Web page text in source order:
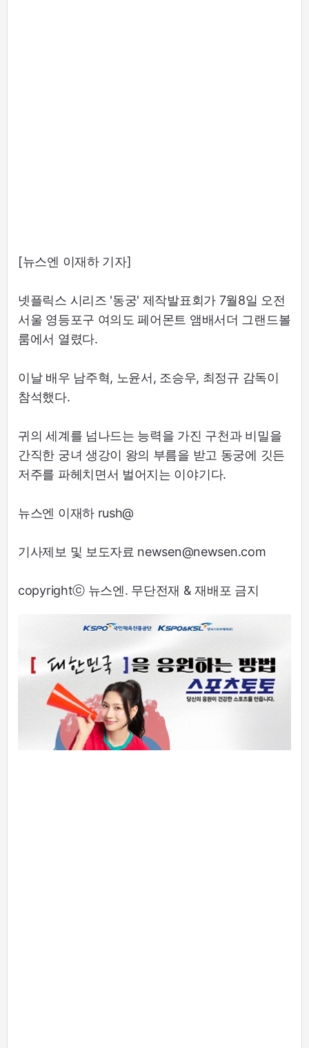
[뉴스엔 이재하 기자]
넷플릭스 시리즈 '동궁' 제작발표회가 7월8일 오전
서울 영등포구 여의도 페어몬트 앰배서더 그랜드볼
룸에서 열렸다.
이날 배우 남주혁, 노윤서, 조승우, 최정규 감독이
참석했다.
귀의 세계를 넘나드는 능력을 가진 구천과 비밀을
간직한 궁녀 생강이 왕의 부름을 받고 동궁에 깃든
저주를 파헤치면서 벌어지는 이야기다.
뉴스엔 이재하 rush@
기사제보 및 보도자료 newsen@newsen.com
copyrightⓒ 뉴스엔. 무단전재 & 재배포 금지